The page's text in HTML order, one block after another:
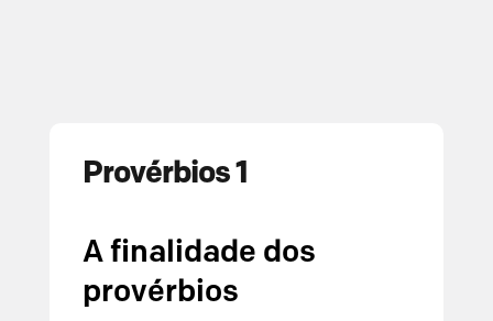
Provérbios 1
A finalidade dos
provérbios